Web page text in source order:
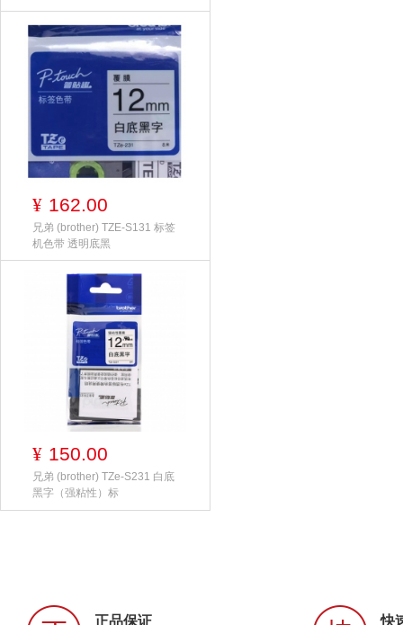
¥ 162.00
兄弟 (brother) TZE-S131 标签
机色带 透明底黑
¥ 150.00
兄弟 (brother) TZe-S231 白底
黑字（强粘性）标
正品保证 快